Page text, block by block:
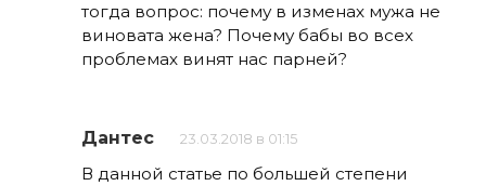
тогда вопрос: почему в изменах мужа не
виновата жена? Почему бабы во всех
проблемах винят нас парней?
Дантес 23.03.2018 в 01:15
В данной статье по большей степени